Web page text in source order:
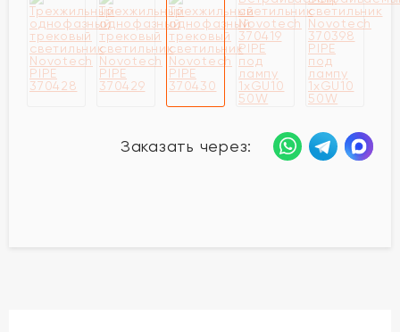
Заказать через: